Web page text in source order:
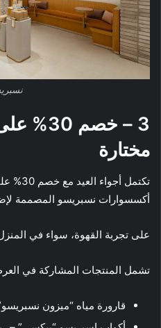
3 – خصم
مختارة
تكتمل
أكسسوارات نسبريسو المصممة
على تجربة القهوة، سواء في المنزل
تشمل المنتجات المشاركة في
قارورة مياه “ميزون